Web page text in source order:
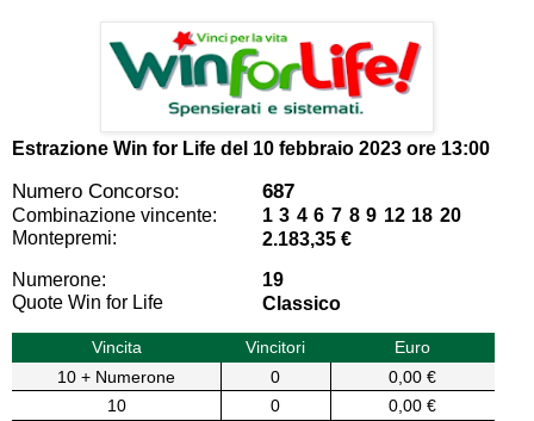
Estrazione Win for Life del 10 febbraio 2023 ore 13:00
Numero Concorso: 687
Combinazione vincente:
1 3 4 6 7 8 9 12 18 20
Montepremi:
2.183,35 €
Numerone:
19
Quote Win for Life
Classico
Vincita Vincitori
Euro
10 + Numerone
0
0,00 €
10
0
0,00 €